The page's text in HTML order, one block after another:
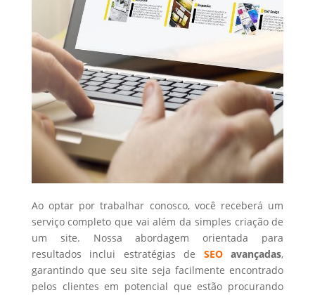
Ao optar por trabalhar conosco, você receberá um
serviço completo que vai além da simples criação de
um site. Nossa abordagem orientada para
resultados inclui estratégias de SEOavançadas,
garantindo que seu site seja facilmente encontrado
pelos clientes em potencial que estão procurando